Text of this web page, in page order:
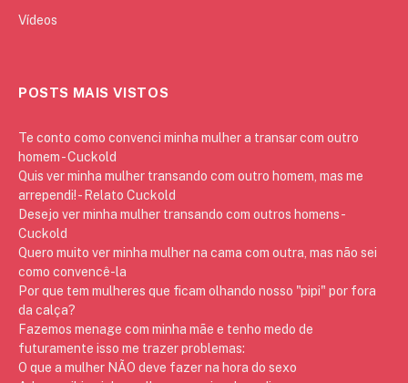
Vídeos
POSTS MAIS VISTOS
Te conto como convenci minha mulher a transar com outro
homem - Cuckold
Quis ver minha mulher transando com outro homem, mas me
arrependi! - Relato Cuckold
Desejo ver minha mulher transando com outros homens -
Cuckold
Quero muito ver minha mulher na cama com outra, mas não sei
como convencê-la
Por que tem mulheres que ficam olhando nosso "pipi" por fora
da calça?
Fazemos menage com minha mãe e tenho medo de
futuramente isso me trazer problemas:
O que a mulher NÃO deve fazer na hora do sexo